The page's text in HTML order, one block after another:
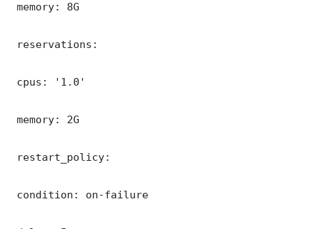
memory: 8G
reservations:
cpus: '1.0'
memory: 2G
restart_policy:
condition: on-failure